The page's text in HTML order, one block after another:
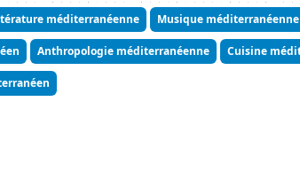
méditerranéenne Musique méditerranéenne
Anthropologie méditerranéenne Cuisine